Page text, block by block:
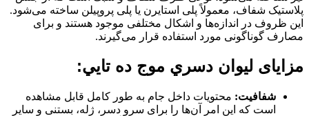
پلاستیک شفاف، معمولاً پلی استایرن یا پلی پروپیلن ساخته می‌شود.
این ظروف در اندازه‌ها و اشکال مختلفی موجود هستند و برای
مصارف گوناگونی مورد استفاده قرار می‌گیرند.
مزایای ليوان دسري موج ده تايي:
شفافیت: محتویات داخل جام به طور کامل قابل مشاهده
است که این امر آن‌ها را برای سرو دسر، ژله، بستنی و سایر